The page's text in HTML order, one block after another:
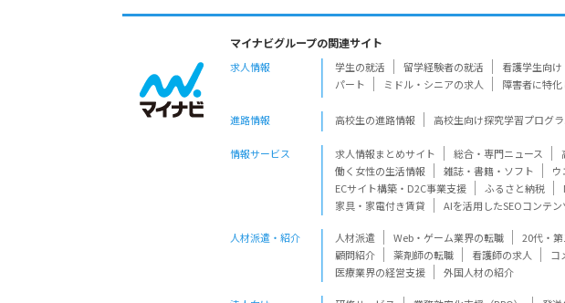
マイナビグループの関連サイト
求人情報 学生の就活 留学経験者の就活 看護学生向け
パート
ミドル・シニアの求人 障害者に特
進路情報 高校生の進路情報 高校生向け探究学習プログ
情報サービス 求人情報まとめサイト 総合・専門ニュース
働く女性の生活情報
雑誌・書籍・ソフト
ECサイト構築・D2C事業支援
ふるさと納税
家具・家電付き賃貸
AIを活用したSEOコンテ
人材派遣・紹介 人材派遣 Web・ゲーム業界の転職 20代・
顧問紹介
薬剤師の転職 看護師の求人 コ
医療業界の経営支援
外国人材の紹介